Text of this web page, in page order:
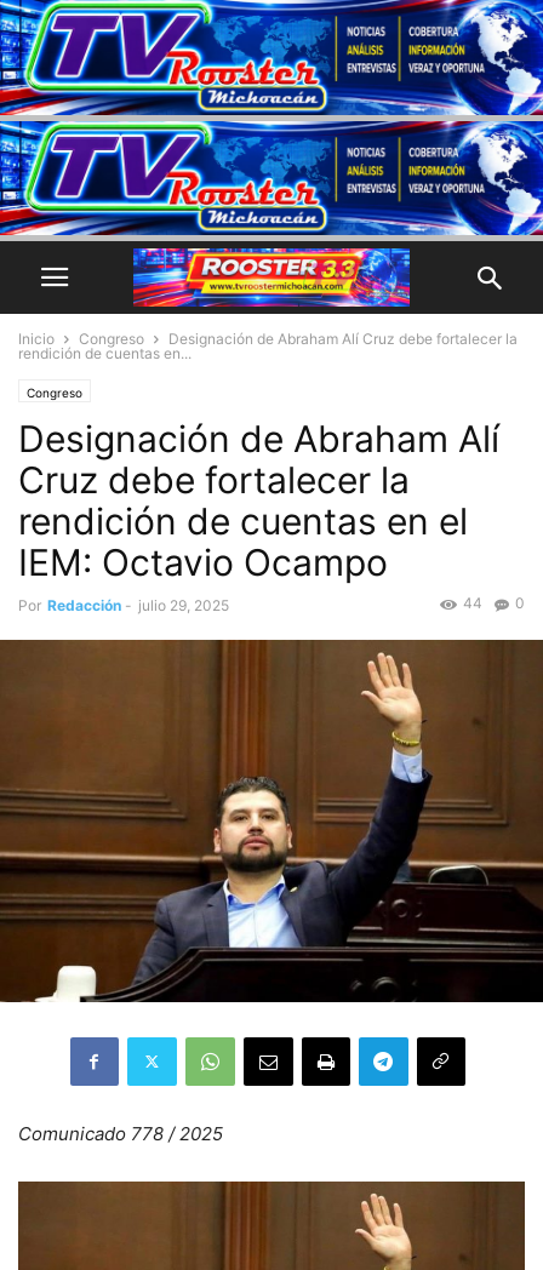
Inicio Congreso
Designación de Abraham Alí Cruz debe fortalecer la
rendición de cuentas en...
Congreso
Designación de Abraham Alí
Cruz debe fortalecer la
rendición de cuentas en el
IEM: Octavio Ocampo
Por Redacción - julio 29, 2025 0
44
Comunicado 778 / 2025